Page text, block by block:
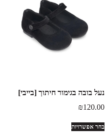
נעל בובה בגימור חיתוך [בייבי]
₪120.00
בחר אפשרויות